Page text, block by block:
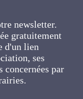
mise en place
l'Association,
et les